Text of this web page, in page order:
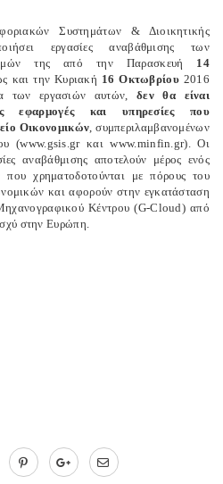
Συστημάτων & Διοικητικής
εργασίες αναβάθμισης των
της από την Παρασκευή 14
και την Κυριακή 16 Οκτωβρίου2016
των εργασιών αυτών, δεν θα είναι
εφαρμογές και υπηρεσίες που
Οικονομικών, συμπεριλαμβανομένων
(www.gsis.gr και www.minfin.gr). Οι
αναβάθμισης αποτελούν μέρος ενός
που χρηματοδοτούνται με πόρους του
και αφορούν στην εγκατάσταση
Κέντρου (G-Cloud) από
στην Ευρώπη.